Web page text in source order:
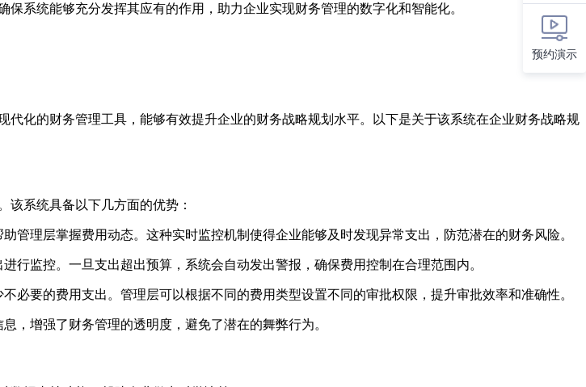
系统能够充分发挥其应有的作用，助力企业实现财务管理的数字化和智能化。
化的财务管理工具，能够有效提升企业的财务战略规划水平。以下是关于该系统在企业财务战略规
系统具备以下几方面的优势：
管理层掌握费用动态。这种实时监控机制使得企业能够及时发现异常支出，防范潜在的财务风险。
行监控。一旦支出超出预算，系统会自动发出警报，确保费用控制在合理范围内。
必要的费用支出。管理层可以根据不同的费用类型设置不同的审批权限，提升审批效率和准确性。
，增强了财务管理的透明度，避免了潜在的舞弊行为。
预约演示